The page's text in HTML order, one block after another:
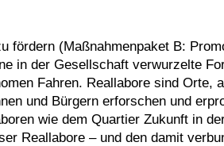
fördern (Maßnahmenpaket B:
in der Gesellschaft verwurzelte
Fahren. Reallabore sind
und Bürgern erforschen und
wie dem Quartier Zukunft in
Reallabore – und den damit